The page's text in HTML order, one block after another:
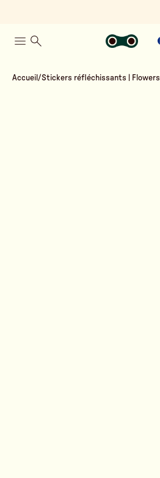
Accueil Stickers réfléchissants | Flowers